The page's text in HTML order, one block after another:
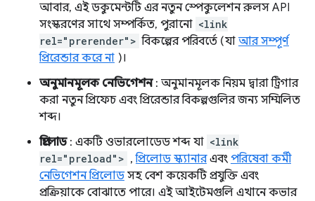
আবার, এই ডকুমেন্টটি এর নতুন স্পেকুলেশন রুলস API
সংস্করণের সাথে সম্পর্কিত, পুরানো <link
rel="prerender"> বিকল্পের পরিবর্তে (যা আর সম্পূর্ণ
প্রিরেন্ডার করে না )।
অনুমানমূলক নেভিগেশন: অনুমানমূলক নিয়ম দ্বারা ট্রিগার
করা নতুন প্রিফেচ এবং প্রিরেন্ডার বিকল্পগুলির জন্য সম্মিলিত
শব্দ।
প্রিলোড: একটি ওভারলোডেড শব্দ যা <link
rel="preload"> ,প্রিলোড স্ক্যানারএবং পরিষেবা কর্মী
নেভিগেশন প্রিলোডসহ বেশ কয়েকটি প্রযুক্তি এবং
প্রক্রিয়াকে বোঝাতে পারে। এই আইটেমগুলি এখানে কভার